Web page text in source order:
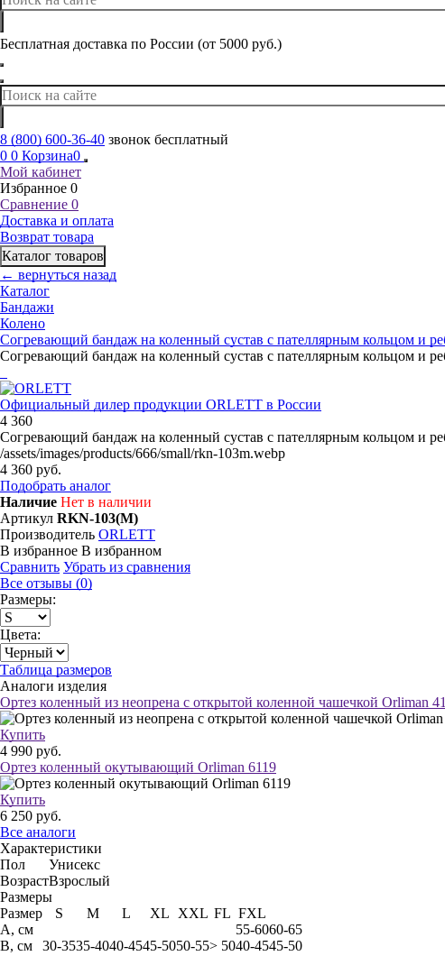
Бесплатная доставка по России (от 5000 руб.)
8 (800) 600-36-40 звонок бесплатный
0 0 Корзина0
Мой кабинет
Избранное 0
Сравнение 0
Доставка и оплата
Возврат товара
Каталог товаров
← вернуться назад
Каталог
Бандажи
Колено
Согревающий бандаж на коленный сустав с пателлярным кольцом и
Согревающий бандаж на коленный сустав с пателлярным кольцом и
Официальный дилер продукции ORLETT в России
4 360
Согревающий бандаж на коленный сустав с пателлярным кольцом и
/assets/images/products/666/small/rkn-103m.webp
4 360 руб.
Подобрать аналог
Наличие Нет в наличии
Артикул RKN-103(M)
Производитель ORLETT
В избранное В избранном
Сравнить Убрать из сравнения
Все отзывы (0)
Размеры:
Цвета:
Таблица размеров
Аналоги изделия
Ортез коленный из неопрена с открытой коленной чашечкой Orliman
Купить
4 990 руб.
Ортез коленный окутывающий Orliman 6119
Купить
6 250 руб.
Все аналоги
Характеристики
Пол
Унисекс
ВозрастВзрослый
Размеры
Размер
S M L XL XXL FL FXL
А, см
55-6060-65
В, см
30-3535-4040-4545-5050-55> 5040-4545-50